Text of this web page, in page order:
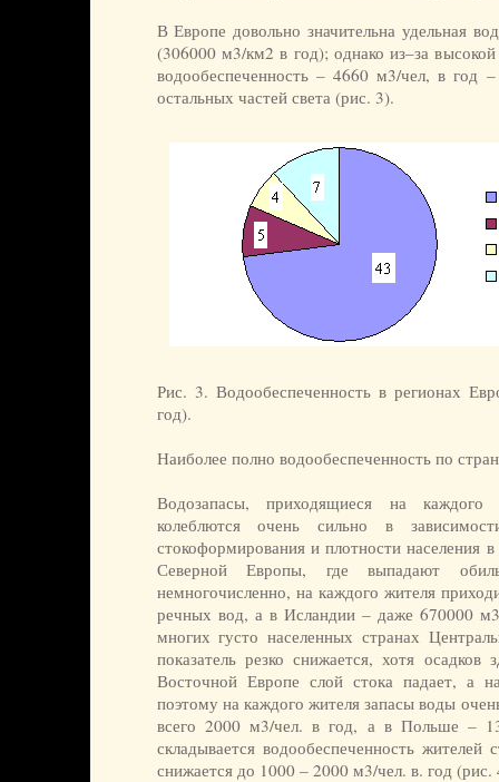
В Европе довольно значительна удельная
(306000 м3/км2 в год); однако из–за
водообеспеченность – 4660 м3/чел, в год
остальных частей света (рис. 3).
Рис. 3. Водообеспеченность в регионах
год).
Наиболее полно водообеспеченность по
Водозапасы, приходящиеся на каждого
колеблются очень сильно в
стокоформирования и плотности населения
Северной Европы, где выпадают
немногочисленно, на каждого жителя
речных вод, а в Исландии – даже 670000
многих густо населенных странах
показатель резко снижается, хотя осадков
Восточной Европе слой стока падает, а
поэтому на каждого жителя запасы воды
всего 2000 м3/чел. в год, а в Польше –
складывается водообеспеченность
снижается до 1000 – 2000 м3/чел. в. год (рис.